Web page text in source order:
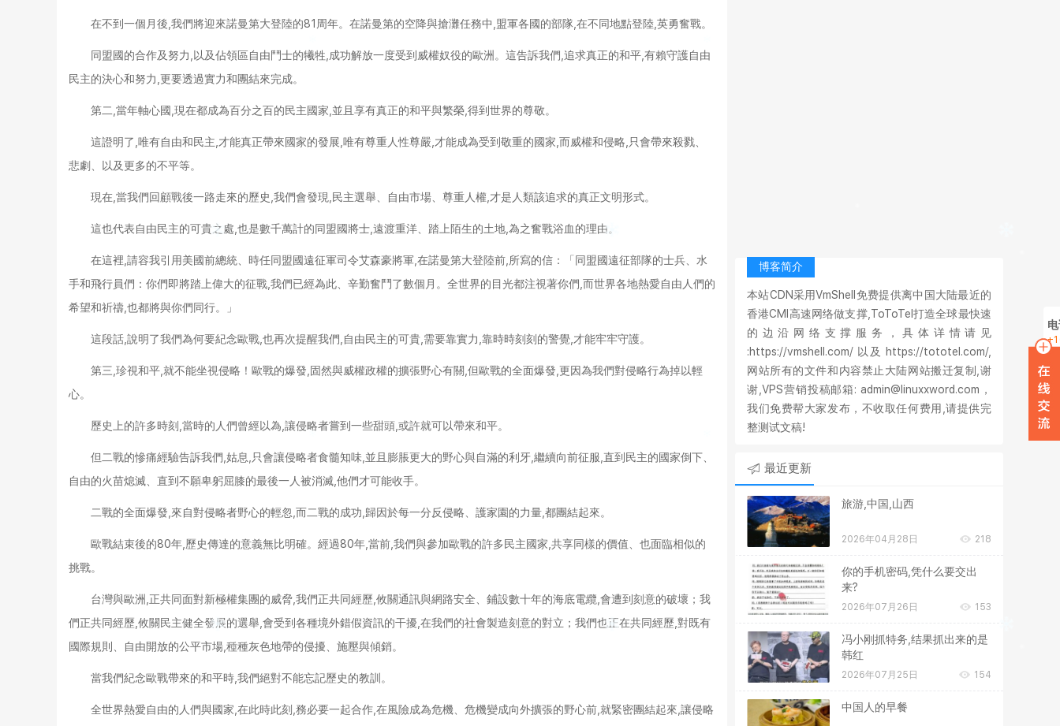
在不到一個月後,我們將迎來諾曼第大登陸的81周年。在諾曼第的空降與搶灘任務中,盟軍各國的部隊,在不同地點登陸,英勇奮戰。
同盟國的合作及努力,以及佔領區自由鬥士的犧牲,成功解放一度受到威權奴役的歐洲。這告訴我們,追求真正的和平,有賴守護自由
民主的決心和努力,更要透過實力和團結來完成。
第二,當年軸心國,現在都成為百分之百的民主國家,並且享有真正的和平與繁榮,得到世界的尊敬。
這證明了,唯有自由和民主,才能真正帶來國家的發展,唯有尊重人性尊嚴,才能成為受到敬重的國家,而威權和侵略,只會帶來殺戮、
悲劇、以及更多的不平等。
現在,當我們回顧戰後一路走來的歷史,我們會發現,民主選舉、自由市場、尊重人權,才是人類該追求的真正文明形式。
這也代表自由民主的可貴之處,也是數千萬計的同盟國將士,遠渡重洋、踏上陌生的土地,為之奮戰浴血的理由。
在這裡,請容我引用美國前總統、時任同盟國遠征軍司令艾森豪將軍,在諾曼第大登陸前,所寫的信：「同盟國遠征部隊的士兵、水
手和飛行員們：你們即將踏上偉大的征戰,我們已經為此、辛勤奮鬥了數個月。全世界的目光都注視著你們,而世界各地熱愛自由人們的
希望和祈禱,也都將與你們同行。」
這段話,說明了我們為何要紀念歐戰,也再次提醒我們,自由民主的可貴,需要靠實力,靠時時刻刻的警覺,才能牢牢守護。
第三,珍視和平,就不能坐視侵略！歐戰的爆發,固然與威權政權的擴張野心有關,但歐戰的全面爆發,更因為我們對侵略行為掉以輕
心。
歷史上的許多時刻,當時的人們曾經以為,讓侵略者嘗到一些甜頭,或許就可以帶來和平。
但二戰的慘痛經驗告訴我們,姑息,只會讓侵略者食髓知味,並且膨脹更大的野心與自滿的利牙,繼續向前征服,直到民主的國家倒下、
自由的火苗熄滅、直到不願卑躬屈膝的最後一人被消滅,他們才可能收手。
二戰的全面爆發,來自對侵略者野心的輕忽,而二戰的成功,歸因於每一分反侵略、護家園的力量,都團結起來。
歐戰結束後的80年,歷史傳達的意義無比明確。經過80年,當前,我們與參加歐戰的許多民主國家,共享同樣的價值、也面臨相似的
挑戰。
台灣與歐洲,正共同面對新極權集團的威脅,我們正共同經歷,攸關通訊與網路安全、鋪設數十年的海底電纜,會遭到刻意的破壞；我
們正共同經歷,攸關民主健全發展的選舉,會受到各種境外錯假資訊的干擾,在我們的社會製造刻意的對立；我們也正在共同經歷,對既有
國際規則、自由開放的公平市場,種種灰色地帶的侵擾、施壓與傾銷。
當我們紀念歐戰帶來的和平時,我們絕對不能忘記歷史的教訓。
全世界熱愛自由的人們與國家,在此時此刻,務必要一起合作,在風險成為危機、危機變成向外擴張的野心前,就緊密團結起來,讓侵略
博客简介
本站CDN采用VmShell免费提供离中国大陆最近的
香港CMI高速网络做支撑,ToToTel打造全球最快速
的边沿网络支撑服务，具体详情请见
:https://vmshell.com/ 以及 https://tototel.com/,
网站所有的文件和内容禁止大陆网站搬迁复制,谢
谢,VPS营销投稿邮箱: admin@linuxxword.com，
我们免费帮大家发布，不收取任何费用,请提供完
整测试文稿!
最近更新
旅游,中国,山西
2026年04月28日 218
你的手机密码,凭什么要交出
来?
2026年07月26日 153
冯小刚抓特务,结果抓出来的是
韩红
2026年07月25日 154
中国人的早餐